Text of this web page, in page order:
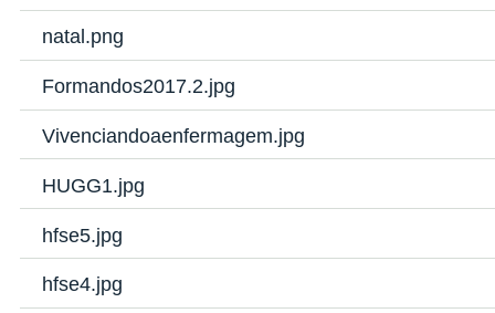
natal.png
Formandos2017.2.jpg
Vivenciandoaenfermagem.jpg
HUGG1.jpg
hfse5.jpg
hfse4.jpg